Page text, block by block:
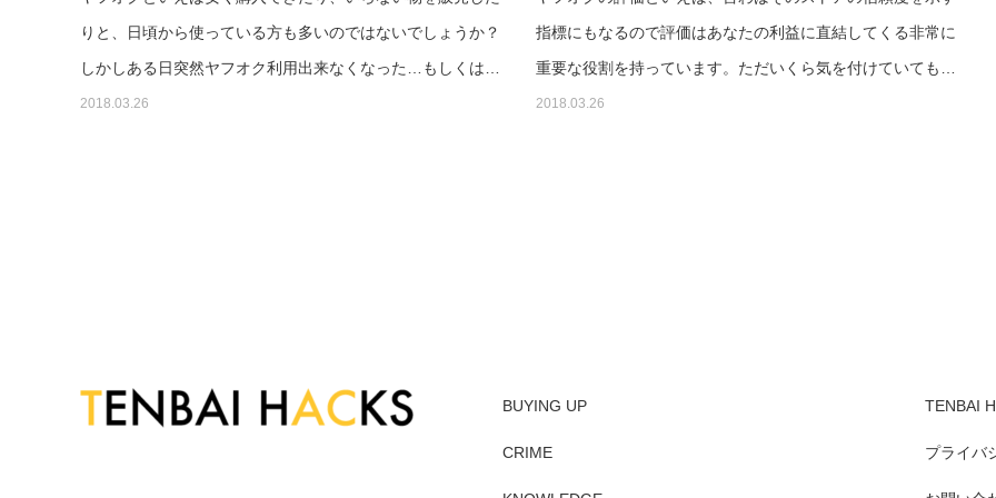
りと、日頃から使っている方も多いのではないでしょうか？
しかしある日突然ヤフオク利用出来なくなった…もしくは…
2018.03.26
指標にもなるので評価はあなたの利益に直結してくる非常に
重要な役割を持っています。ただいくら気を付けていても…
2018.03.26
BUYING UP
CRIME
TENBAI
プライバ